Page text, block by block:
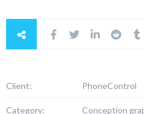
Client: PhoneControl
Category: Conception